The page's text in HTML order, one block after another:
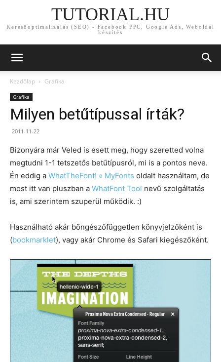
TUTORIAL.HU
Keresőoptimalizálás (SEO) - Facebook PPC, Google Ads, Weboldal
készítés
Kezdőlap Grafika
Grafika
Milyen betűtípussal írták?
2011-11-22
Bizonyára már Veled is esett meg, hogy szeretted volna
megtudni 1-1 tetszetős betűtípusról, mi is a pontos neve.
Én eddig a WhatTheFont! « MyFonts oldalt használtam, de
most itt van pluszban a WhatFont Tool nevű szolgáltatás
is, ami szerintem szuperül működik. :)
Használható akár böngészőfüggetlen könyvjelzőként is
(bookmarklet), vagy akár Chrome és Safari kiegészőként.